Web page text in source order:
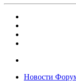
Новости